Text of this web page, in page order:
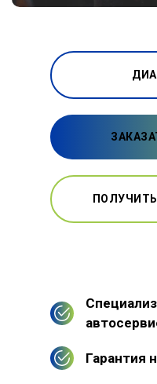
Гарантия